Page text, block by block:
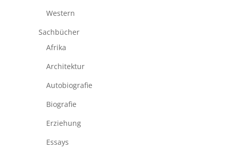
Western
Sachbücher
Afrika
Architektur
Autobiografie
Biografie
Erziehung
Essays